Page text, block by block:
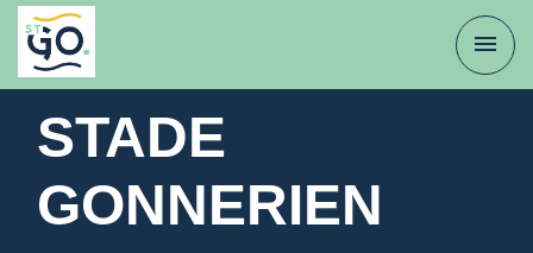
menu
STADE
GONNERIEN